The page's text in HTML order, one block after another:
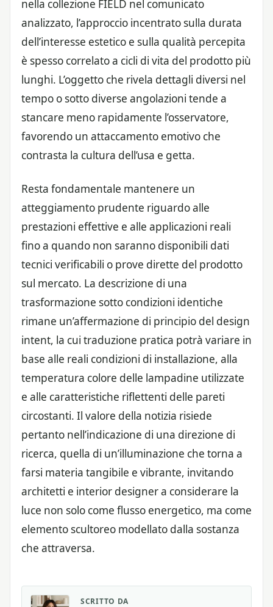
nella collezione FIELD nel comunicato
analizzato, l’approccio incentrato sulla durata
dell’interesse estetico e sulla qualità percepita
è spesso correlato a cicli di vita del prodotto più
lunghi. L’oggetto che rivela dettagli diversi nel
tempo o sotto diverse angolazioni tende a
stancare meno rapidamente l’osservatore,
favorendo un attaccamento emotivo che
contrasta la cultura dell’usa e getta.
Resta fondamentale mantenere un
atteggiamento prudente riguardo alle
prestazioni effettive e alle applicazioni reali
fino a quando non saranno disponibili dati
tecnici verificabili o prove dirette del prodotto
sul mercato. La descrizione di una
trasformazione sotto condizioni identiche
rimane un’affermazione di principio del design
intent, la cui traduzione pratica potrà variare in
base alle reali condizioni di installazione, alla
temperatura colore delle lampadine utilizzate
e alle caratteristiche riflettenti delle pareti
circostanti. Il valore della notizia risiede
pertanto nell’indicazione di una direzione di
ricerca, quella di un’illuminazione che torna a
farsi materia tangibile e vibrante, invitando
architetti e interior designer a considerare la
luce non solo come flusso energetico, ma come
elemento scultoreo modellato dalla sostanza
che attraversa.
SCRITTO DA